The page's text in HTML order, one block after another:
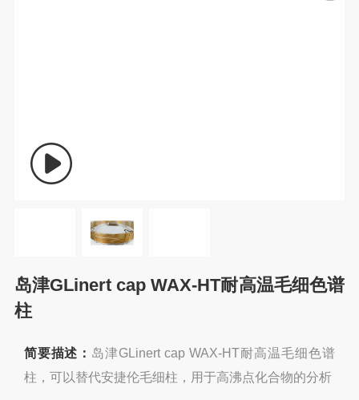
岛津GLinert cap WAX-HT耐高温毛细色谱
柱
简要描述： 岛津GLinert cap WAX-HT耐高温毛细色谱
柱，可以替代安捷伦毛细柱，用于高沸点化合物的分析